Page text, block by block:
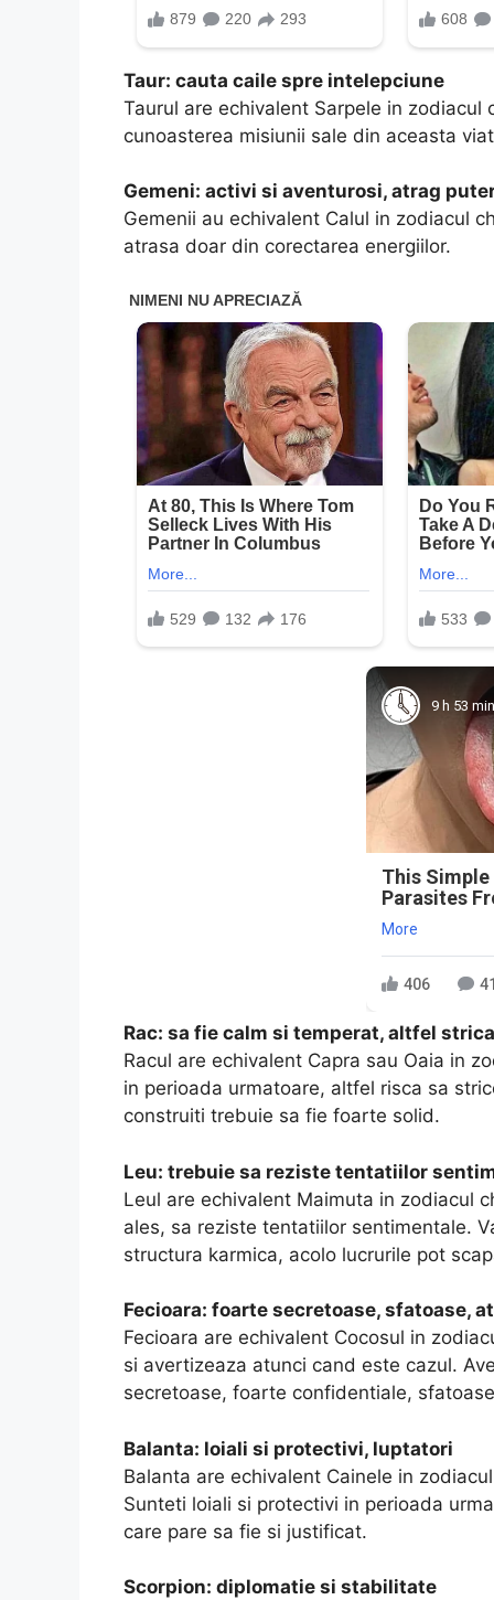
Taur: cauta caile spre intelepciune
Taurul are echivalent Sarpele in
cunoasterea misiunii sale din aceasta
Gemeni: activi si aventurosi, atrag
Gemenii au echivalent Calul in zodiacul
atrasa doar din corectarea energiilor.
9 h 53 min
This
Parasites
More
406
Rac: sa fie calm si temperat, altfel
Racul are echivalent Capra sau Oaia in
in perioada urmatoare, altfel risca sa
construiti trebuie sa fie foarte solid.
Leu: trebuie sa reziste tentatiilor
Leul are echivalent Maimuta in zodiacul
ales, sa reziste tentatiilor sentimentale.
structura karmica, acolo lucrurile pot
Fecioara: foarte secretoase, sfatoase,
Fecioara are echivalent Cocosul in
si avertizeaza atunci cand este cazul.
secretoase, foarte confidentiale,
Balanta: loiali si protectivi, luptatori
Balanta are echivalent Cainele in
Sunteti loiali si protectivi in perioada
care pare sa fie si justificat.
Scorpion: diplomatie si stabilitate